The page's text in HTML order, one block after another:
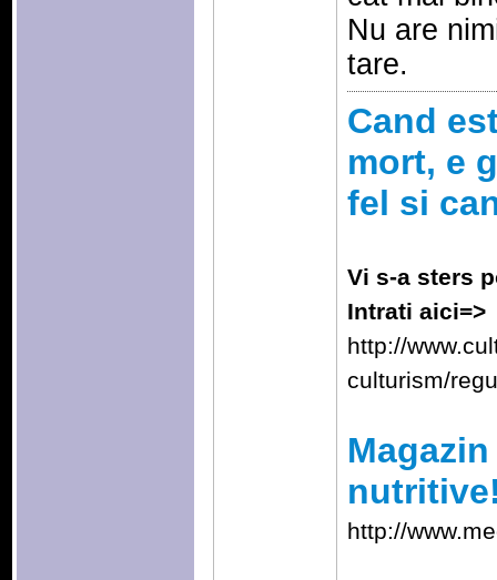
Nu are
tare.
Cand
mort, e
fel si
Vi s-a sters
Intrati aici=>
http://
culturism/
http://